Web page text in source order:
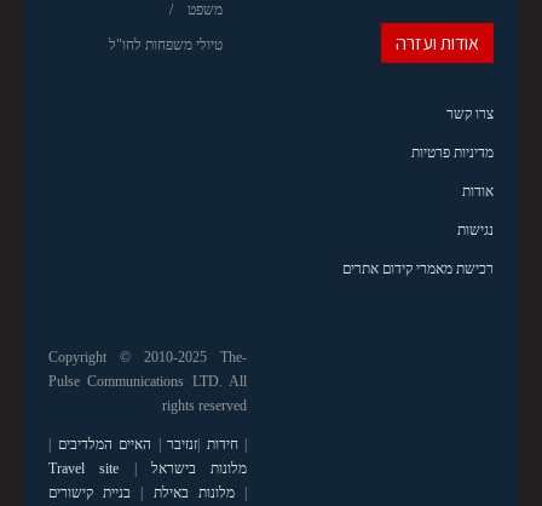
משפט
טיולי משפחות לחו"ל אודות ועזרה
צרו קשר
מדיניות פרטיות
אודות
נגישות
רכישת מאמרי קידום אתרים
Copyright © 2010-2025 The-
Pulse Communications LTD. All
rights reserved
|חידות זנזיבר האיים המלדיבים
מלונות בישראל
Travel site
|מלונות באילת
בניית קישורים